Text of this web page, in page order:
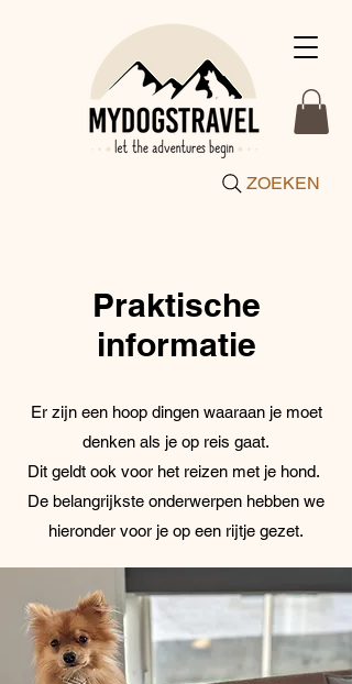
ZOEKEN
Praktische
informatie
Er zijn een hoop dingen waaraan je moet
denken als je op reis gaat.
Dit geldt ook voor het reizen met je hond.
De belangrijkste onderwerpen hebben we
hieronder voor je op een rijtje gezet.